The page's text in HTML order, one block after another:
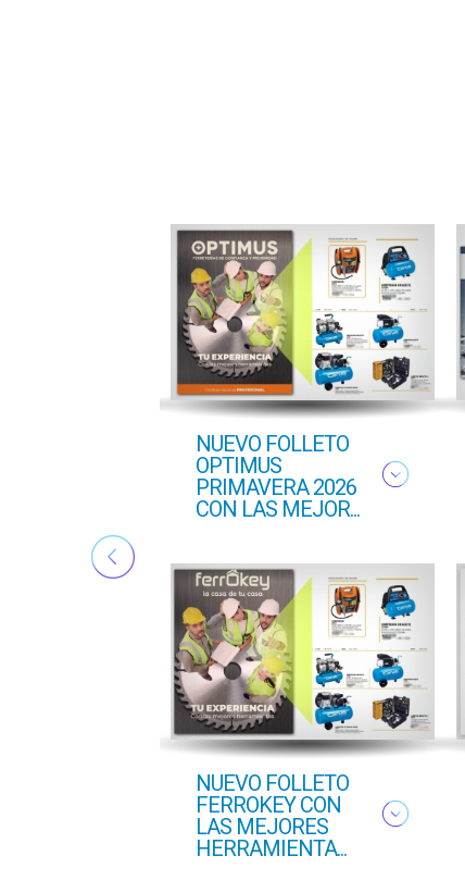
NUEVO FOLLETO
OPTIMUS
PRIMAVERA 2026
CON LAS MEJOR...
NUEVO FOLLETO
FERROKEY CON
LAS MEJORES
HERRAMIENTA...